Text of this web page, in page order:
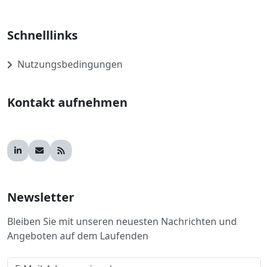
Schnelllinks
Nutzungsbedingungen
Kontakt aufnehmen
Newsletter
Bleiben Sie mit unseren neuesten Nachrichten und
Angeboten auf dem Laufenden